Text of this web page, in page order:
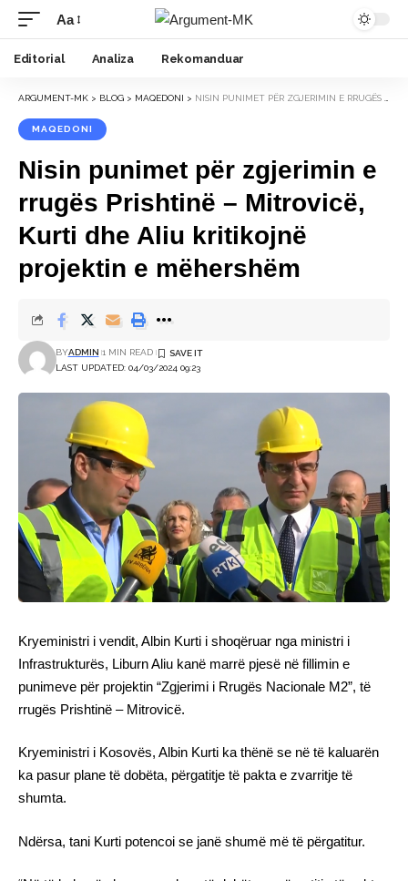
Font
Resizer
Aa
Editorial Analiza Rekomanduar
ARGUMENT-MK > BLOG > MAQEDONI > NISIN PUNIMET PËR ZGJERIMIN E RRUGËS PRISHTINË – MITROVICË, KURTI DHE ALIU KRITIKOJNË PROJEKTIN E MËHERSHËM
MAQEDONI
Nisin punimet për zgjerimin e
rrugës Prishtinë – Mitrovicë,
Kurti dhe Aliu kritikojnë
projektin e mëhershëm
LAST UPDATED: 04/03/2024 09:23
BYADMIN 1 MIN READ
Kryeministri i vendit, Albin Kurti i shoqëruar nga ministri i
Infrastrukturës, Liburn Aliu kanë marrë pjesë në fillimin e
punimeve për projektin “Zgjerimi i Rrugës Nacionale M2”, të
rrugës Prishtinë – Mitrovicë.
Kryeministri i Kosovës, Albin Kurti ka thënë se në të kaluarën
ka pasur plane të dobëta, përgatitje të pakta e zvarritje të
shumta.
Ndërsa, tani Kurti potencoi se janë shumë më të përgatitur.